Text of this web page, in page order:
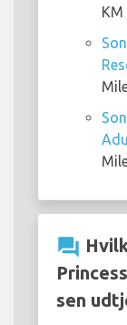
KM
question_answer
sen